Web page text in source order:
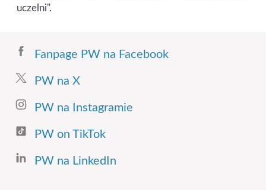
uczelni".
Fanpage PW na Facebook
PW na X
PW na Instagramie
PW on TikTok
PW na LinkedIn